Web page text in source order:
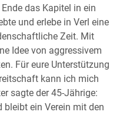
das Kapitel in ein
und erlebe in Verl eine
Zeit. Mit
Idee von aggressivem
Für eure Unterstützung
kann ich mich
sagte der 45-Jährige:
bleibt ein Verein mit den